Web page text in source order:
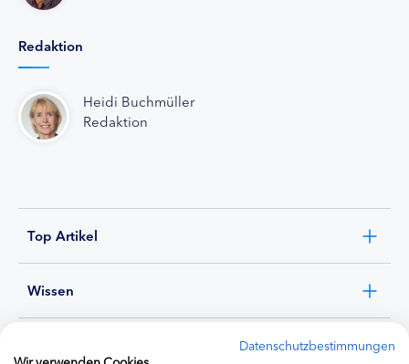
Redaktion
Heidi Buchmüller
Redaktion
Top Artikel
Wissen
Datenschutzbestimmungen